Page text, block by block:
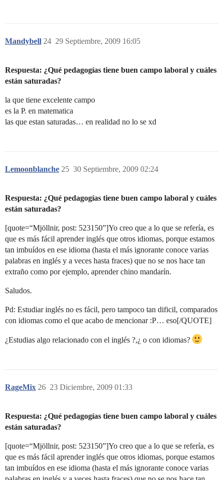
Mandybell 29 Septiembre, 2009 16:05
24
Respuesta: ¿Qué pedagogías tiene buen campo laboral y cuáles
están saturadas?
la que tiene excelente campo
es la P. en matematica
las que estan saturadas… en realidad no lo se xd
Lemoonblanche 30 Septiembre, 2009 02:24
25
Respuesta: ¿Qué pedagogías tiene buen campo laboral y cuáles
están saturadas?
[quote=“Mjöllnir, post: 523150”]Yo creo que a lo que se refería, es
que es más fácil aprender inglés que otros idiomas, porque estamos
tan imbuídos en ese idioma (hasta el más ignorante conoce varias
palabras en inglés y a veces hasta fraces) que no se nos hace tan
extraño como por ejemplo, aprender chino mandarín.
Saludos.
Pd: Estudiar inglés no es fácil, pero tampoco tan dificil, comparados
con idiomas como el que acabo de mencionar :P… eso[/QUOTE]
¿Estudias algo relacionado con el inglés ?,¿ o con idiomas?
RageMix 23 Diciembre, 2009 01:33
26
Respuesta: ¿Qué pedagogías tiene buen campo laboral y cuáles
están saturadas?
[quote=“Mjöllnir, post: 523150”]Yo creo que a lo que se refería, es
que es más fácil aprender inglés que otros idiomas, porque estamos
tan imbuídos en ese idioma (hasta el más ignorante conoce varias